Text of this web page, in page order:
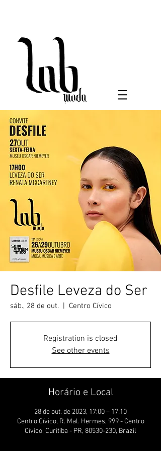
Desfile Leveza do Ser
sáb., 28 de out. Centro Cívico
Registration is closed
See other events
Horário e Local
28 de out. de 2023, 17:00 – 17:10
Centro Cívico, R. Mal. Hermes, 999 - Centro
Cívico, Curitiba - PR, 80530-230, Brazil